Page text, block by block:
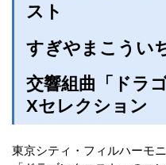
スト
すぎやまこうい
交響組曲「ドラ
Xセレクション
東京シティ・フィルハーモ